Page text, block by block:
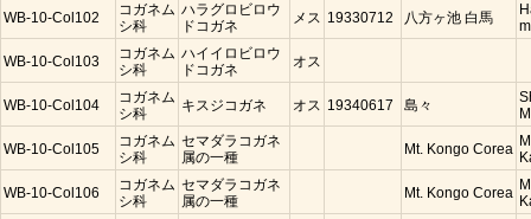
WB-10-Col102
コガネム
シ科
ハラグロビロウ
ドコガネ
メス 19330712 八方ヶ池 白馬
WB-10-Col103
コガネム
シ科
ハイイロビロウ
ドコガネ
オス
WB-10-Col104
コガネム
シ科
キスジコガネ オス 19340617 島々
WB-10-Col105
コガネム
シ科
セマダラコガネ
属の一種
Mt. Kongo Corea
WB-10-Col106
コガネム
シ科
セマダラコガネ
属の一種
Mt. Kongo Corea